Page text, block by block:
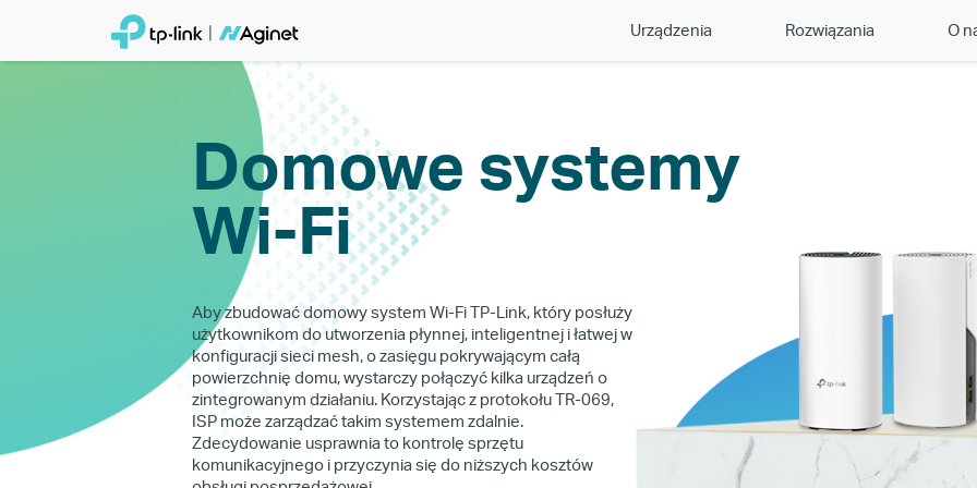
Urządzenia Rozwiązania O
Domowe systemy
Wi-Fi
Aby zbudować domowy system Wi-Fi TP-Link, który posłuży
użytkownikom do utworzenia płynnej, inteligentnej i łatwej w
konfiguracji sieci mesh, o zasięgu pokrywającym całą
powierzchnię domu, wystarczy połączyć kilka urządzeń o
zintegrowanym działaniu. Korzystając z protokołu TR-069,
ISP może zarządzać takim systemem zdalnie.
Zdecydowanie usprawnia to kontrolę sprzętu
komunikacyjnego i przyczynia się do niższych kosztów